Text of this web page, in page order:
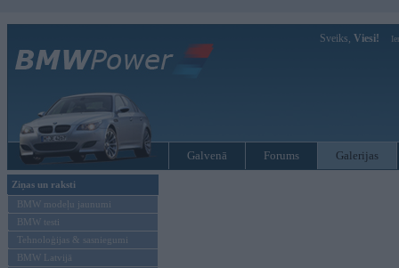
Sveiks, Viesi!
Galvenā Forums Galerijas
Ziņas un raksti
BMW modeļu jaunumi
BMW testi
Tehnoloģijas & sasniegumi
BMW Latvijā